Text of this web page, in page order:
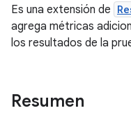
Es una extensión de
agrega métricas
los resultados de la
Resumen